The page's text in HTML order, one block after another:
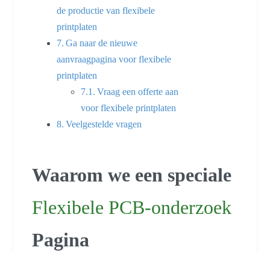
de productie van flexibele
printplaten
Ga naar de nieuwe
aanvraagpagina voor flexibele
printplaten
Vraag een offerte aan
voor flexibele printplaten
Veelgestelde vragen
Waarom we een speciale
Flexibele PCB-onderzoek
Pagina